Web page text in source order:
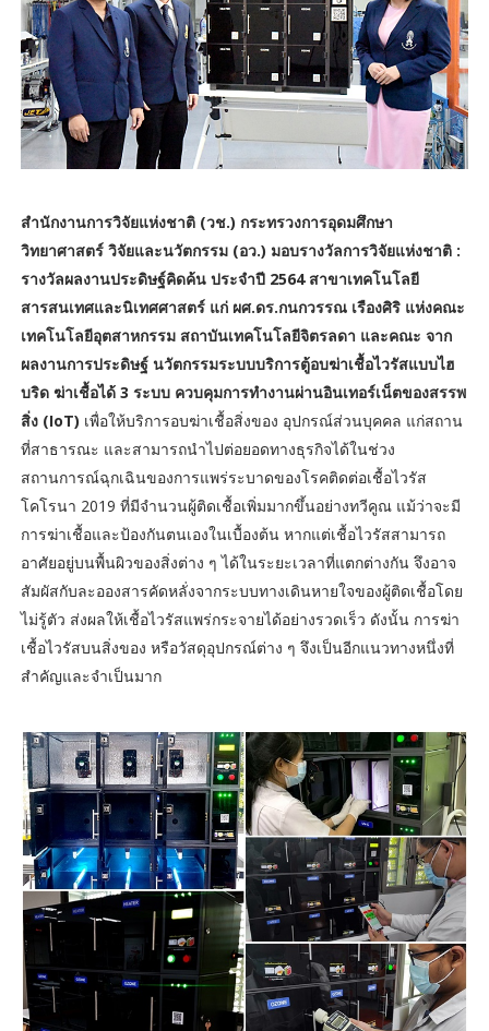
สำนักงานการวิจัยแห่งชาติ (วช.) กระทรวงการอุดมศึกษา
วิทยาศาสตร์ วิจัยและนวัตกรรม (อว.) มอบรางวัลการวิจัยแห่งชาติ :
รางวัลผลงานประดิษฐ์คิดค้น ประจำปี 2564 สาขาเทคโนโลยี
สารสนเทศและนิเทศศาสตร์ แก่ ผศ.ดร.กนกวรรณ เรืองศิริ แห่งคณะ
เทคโนโลยีอุตสาหกรรม สถาบันเทคโนโลยีจิตรลดา และคณะ จาก
ผลงานการประดิษฐ์ นวัตกรรมระบบบริการตู้อบฆ่าเชื้อไวรัสแบบไฮ
บริด ฆ่าเชื้อได้ 3 ระบบ ควบคุมการทำงานผ่านอินเทอร์เน็ตของสรรพ
สิ่ง (IoT) เพื่อให้บริการอบฆ่าเชื้อสิ่งของ อุปกรณ์ส่วนบุคคล แก่สถาน
ที่สาธารณะ และสามารถนำไปต่อยอดทางธุรกิจได้ในช่วง
สถานการณ์ฉุกเฉินของการแพร่ระบาดของโรคติดต่อเชื้อไวรัส
โคโรนา 2019 ที่มีจำนวนผู้ติดเชื้อเพิ่มมากขึ้นอย่างทวีคูณ แม้ว่าจะมี
การฆ่าเชื้อและป้องกันตนเองในเบื้องต้น หากแต่เชื้อไวรัสสามารถ
อาศัยอยู่บนพื้นผิวของสิ่งต่าง ๆ ได้ในระยะเวลาที่แตกต่างกัน จึงอาจ
สัมผัสกับละอองสารคัดหลั่งจากระบบทางเดินหายใจของผู้ติดเชื้อโดย
ไม่รู้ตัว ส่งผลให้เชื้อไวรัสแพร่กระจายได้อย่างรวดเร็ว ดังนั้น การฆ่า
เชื้อไวรัสบนสิ่งของ หรือวัสดุอุปกรณ์ต่าง ๆ จึงเป็นอีกแนวทางหนึ่งที่
สำคัญและจำเป็นมาก